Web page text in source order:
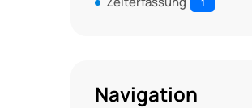
1
Navigation